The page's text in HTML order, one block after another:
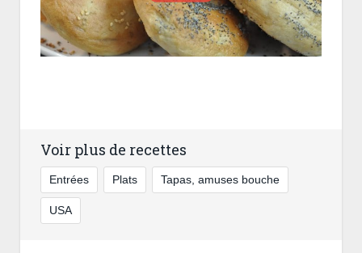
Voir plus de recettes
Entrées Plats Tapas, amuses bouche
USA